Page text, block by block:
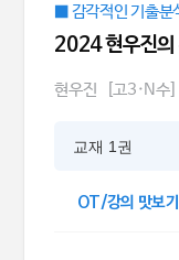
■ 감각적인 기출분
2024 현우진
현우진 [고3·N수
교재 1권
OT/강의 맛보기